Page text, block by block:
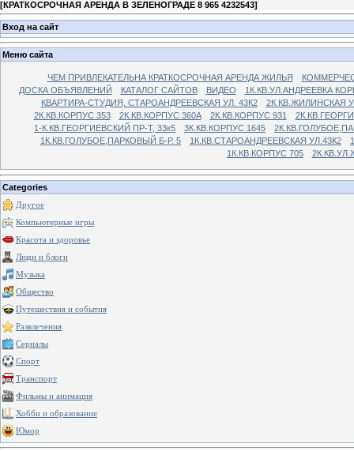
[КРАТКОСРОЧНАЯ АРЕНДА В ЗЕЛЕНОГРАДЕ 8 965 4232543]
Вход на сайт
Меню сайта
ЧЕМ ПРИВЛЕКАТЕЛЬНА КРАТКОСРОЧНАЯ АРЕНДА ЖИЛЬЯ
ДОСКА ОБЪЯВЛЕНИЙ
КАТАЛОГ САЙТОВ ВИДЕО
1К.КВ.УЛ.АНДРЕЕВКА
КВАРТИРА-СТУДИЯ, СТАРОАНДРЕЕВСКАЯ УЛ. 43К2
2К.КВ.ЖИЛИНСКАЯ
2К.КВ.КОРПУС 353
2К.КВ.КОРПУС 360А 2К.КВ.КОРПУС 931
1-К.КВ.ГЕОРГИЕВСКИЙ ПР-Т, 33к5
3К.КВ.КОРПУС 1645
1К.КВ.ГОЛУБОЕ,ПАРКОВЫЙ Б-Р. 5
1К.КВ.СТАРОАНДРЕЕВСКАЯ УЛ.43К2
1К.КВ.КОРПУС 705
Categories
Другое
Компьютерные игры
Красота и здоровье
Люди и блоги
Музыка
Общество
Путешествия и события
Развлечения
Сериалы
Спорт
Транспорт
Фильмы и анимация
Хобби и образование
Юмор